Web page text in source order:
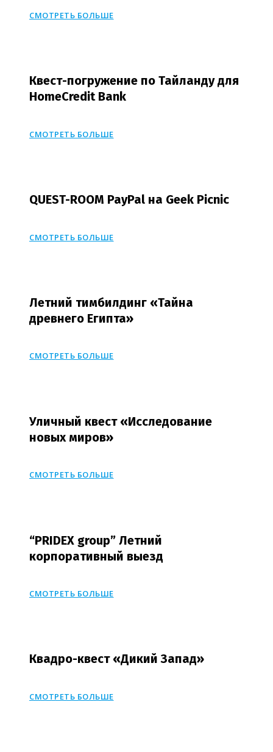
СМОТРЕТЬ БОЛЬШЕ
Квест-погружение по Тайланду для
HomeCredit Bank
СМОТРЕТЬ БОЛЬШЕ
QUEST-ROOM PayPal на Geek Picnic
СМОТРЕТЬ БОЛЬШЕ
Летний тимбилдинг «Тайна
древнего Египта»
СМОТРЕТЬ БОЛЬШЕ
Уличный квест «Исследование
новых миров»
СМОТРЕТЬ БОЛЬШЕ
“PRIDEX group” Летний
корпоративный выезд
СМОТРЕТЬ БОЛЬШЕ
Квадро-квест «Дикий Запад»
СМОТРЕТЬ БОЛЬШЕ